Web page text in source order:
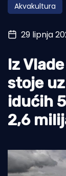
Turizam i
Pomorstvo
Ekologija
Tradicija i
Akvakultura
29 lipnja
Iz
stoje
idućih
2,6